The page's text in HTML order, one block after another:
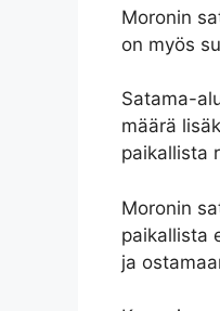
Moronin
on myös
Satama-
määrä
paikallista
Moronin
paikallista
ja